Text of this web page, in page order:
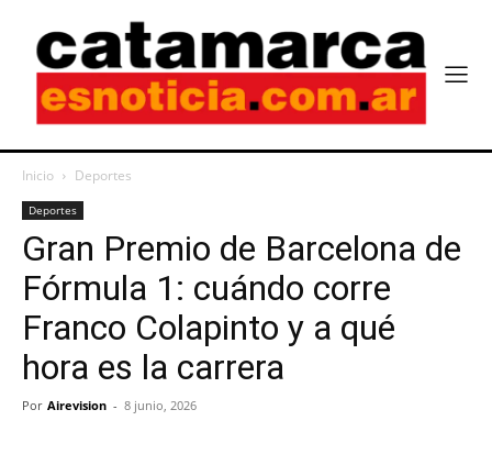
Inicio Deportes
Deportes
Gran Premio de Barcelona de
Fórmula 1: cuándo corre
Franco Colapinto y a qué
hora es la carrera
Por Airevision - 8 junio, 2026